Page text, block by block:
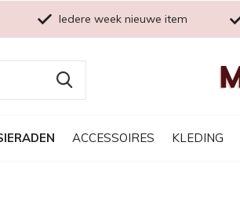
ACCESSOIRES KLEDING
Iedere week nieuwe item